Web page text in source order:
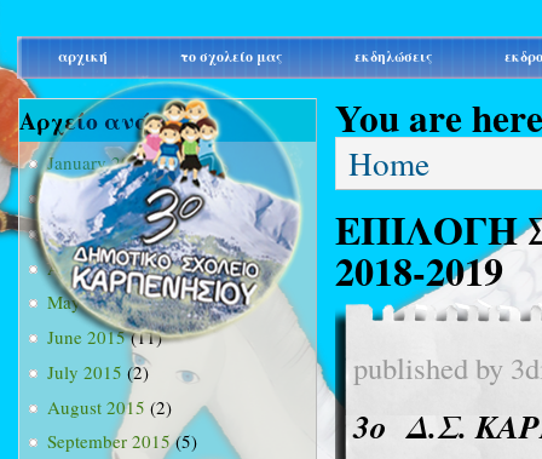
main_menu
αρχική το σχολείο μας εκδηλώσεις
Αρχείο ανά μήνα
January 2015(3)
February 2015(9)
March 2015(34)
April 2015(15)
May 2015(13)
June 2015(11)
July 2015 (2)
August 2015 (2)
September 2015(5)
You are here
Home
ΕΠΙΛΟΓΗ
2018-2019
published by
3ο Δ.Σ.